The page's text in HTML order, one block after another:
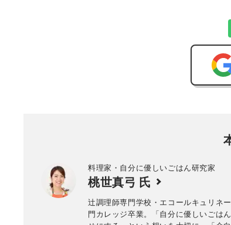
料理家・自分に優しいごはん研究家
桃世真弓 氏
辻調理師専門学校・エコールキュリネ
門カレッジ卒業。「自分に優しいごは